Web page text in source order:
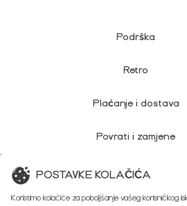
Podrška
Retro
Plaćanje i dostava
Povrati i zamjene
Korisnička podrška
POSTAVKE KOLAČIĆA
Koristimo kolačiće za poboljšanje vašeg korisničkog